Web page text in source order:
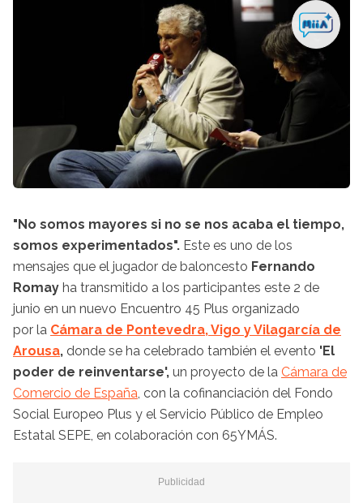
"No somos mayores si no se nos acaba el tiempo,
somos experimentados". Este es uno de los
mensajes que el jugador de baloncesto Fernando
Romay ha transmitido a los participantes este 2 de
junio en un nuevo Encuentro 45 Plus organizado
por la Cámara de Pontevedra, Vigo y Vilagarcía de
Arousa, donde se ha celebrado también el evento 'El
poder de reinventarse', un proyecto de la Cámara de
Comercio de España, con la cofinanciación del Fondo
Social Europeo Plus y el Servicio Público de Empleo
Estatal SEPE, en colaboración con 65YMÁS.